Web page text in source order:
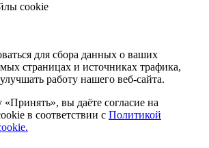
cookie
для сбора данных о ваших
страницах и источниках трафика,
работу нашего веб-сайта.
вы даёте согласие на
в соответствии с Политикой